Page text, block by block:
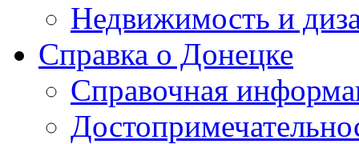
Недвижимость и
Справка о Донецке
Справочная